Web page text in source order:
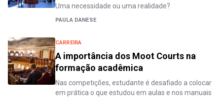
Uma necessidade ou uma realidade?
PAULA DANESE
CARREIRA
A importância dos Moot Courts na
formação acadêmica
Nas competições, estudante é desafiado a colocar
em prática o que estudou em aulas e nos manuais